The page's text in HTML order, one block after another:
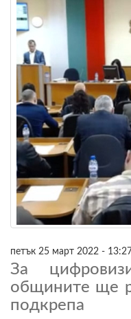
петък 25 март 2022 -
За
общините ще
подкрепа